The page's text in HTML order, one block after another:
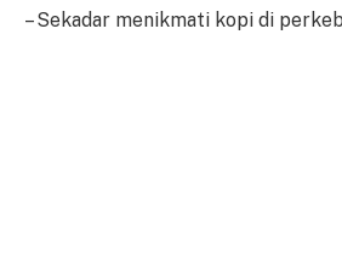
– Sekadar menikmati kopi di